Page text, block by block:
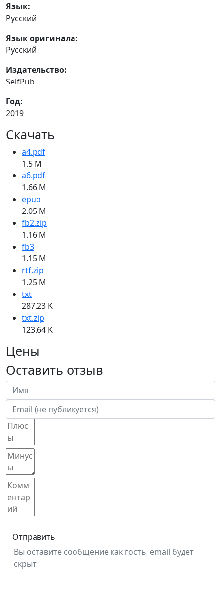
Язык:
Русский
Язык оригинала:
Русский
Издательство:
SelfPub
Год:
2019
Скачать
a4.pdf
1.5 M
a6.pdf
1.66 M
epub
2.05 M
fb2.zip
1.16 M
fb3
1.15 M
rtf.zip
1.25 M
txt
287.23 K
txt.zip
123.64 K
Цены
Оставить отзыв
Отправить
Вы оставите сообщение как гость, email будет
скрыт